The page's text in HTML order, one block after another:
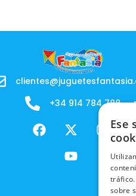
+34 914 784 788
F
a
X
-
t
w
Y
o
u
t
Ese
sobre